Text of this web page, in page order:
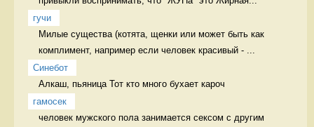
гучи
Милые существа (котята, щенки или может быть как
комплимент, например если человек красивый - ...
Синебот
Алкаш, пьяница Тот кто много бухает кароч
гамосек
человек мужского пола занимается сексом с другим